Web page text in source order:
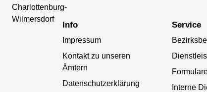
Info
Impressum
Kontakt zu unseren
Ämtern
Datenschutzerklärung
Service
Interne